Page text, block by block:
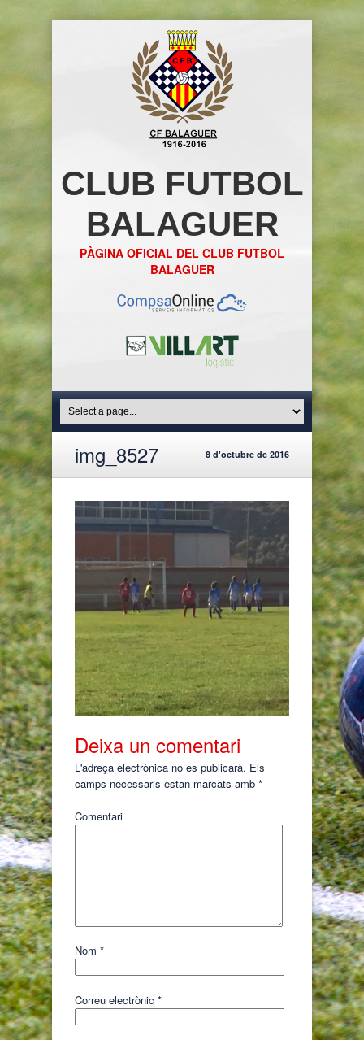
CLUB FUTBOL
BALAGUER
PÀGINA OFICIAL DEL CLUB FUTBOL
BALAGUER
img_8527 8 d'octubre de 2016
Deixa un comentari
L'adreça electrònica no es publicarà. Els
camps necessaris estan marcats amb *
Comentari
Nom *
Correu electrònic *